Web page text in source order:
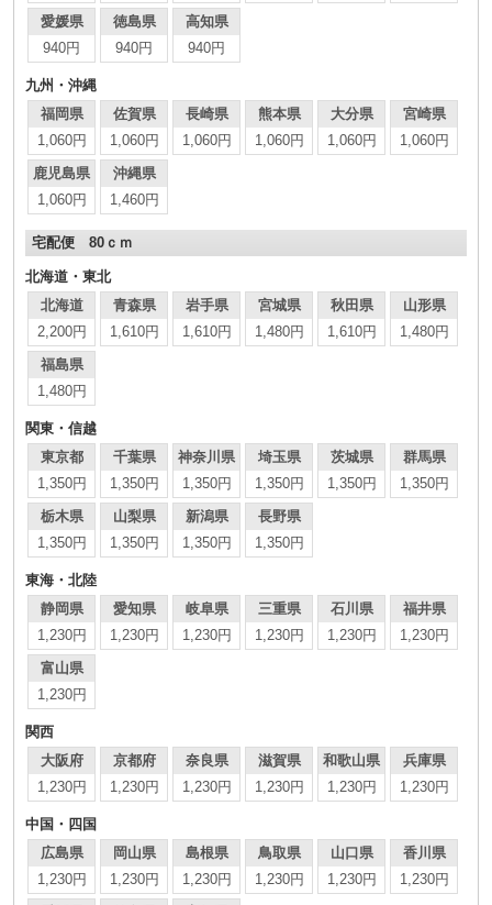
愛媛県
940円
徳島県
940円
高知県
940円
九州・沖縄
福岡県
1,060円
佐賀県
1,060円
長崎県
1,060円
熊本県
1,060円
大分県
1,060円
宮崎県
1,060円
鹿児島県
1,060円
沖縄県
1,460円
宅配便 80ｃｍ
北海道・東北
北海道
2,200円
青森県
1,610円
岩手県
1,610円
宮城県
1,480円
秋田県
1,610円
山形県
1,480円
福島県
1,480円
関東・信越
東京都
1,350円
千葉県
1,350円
神奈川県
1,350円
埼玉県
1,350円
茨城県
1,350円
群馬県
1,350円
栃木県
1,350円
山梨県
1,350円
新潟県
1,350円
長野県
1,350円
東海・北陸
静岡県
1,230円
愛知県
1,230円
岐阜県
1,230円
三重県
1,230円
石川県
1,230円
福井県
1,230円
富山県
1,230円
関西
大阪府
1,230円
京都府
1,230円
奈良県
1,230円
滋賀県
1,230円
和歌山県
1,230円
兵庫県
1,230円
中国・四国
広島県
1,230円
岡山県
1,230円
島根県
1,230円
鳥取県
1,230円
山口県
1,230円
香川県
1,230円